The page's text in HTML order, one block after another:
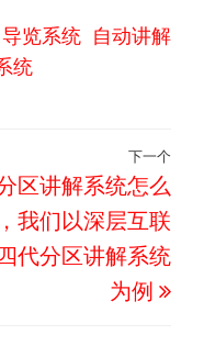
导览系统 自动讲解
统
下
一
文
下一个
区讲解系统怎么
我们以深层互联
代分区讲解系统
为例